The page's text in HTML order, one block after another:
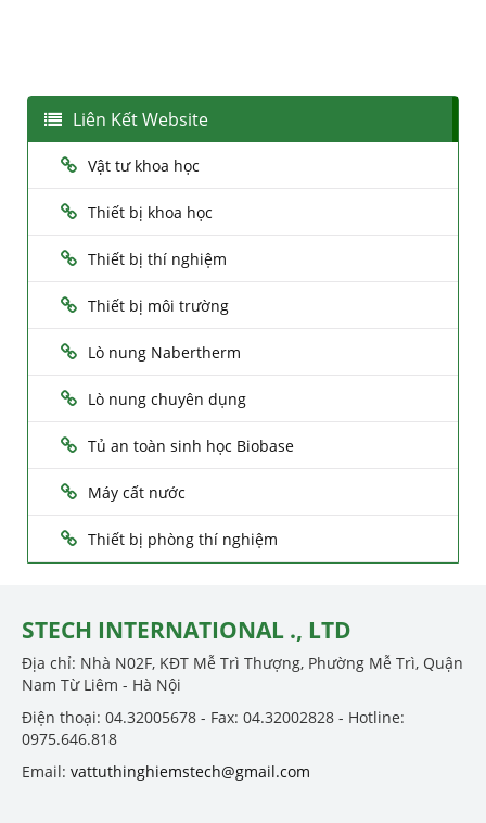
Liên Kết Website
Vật tư khoa học
Thiết bị khoa học
Thiết bị thí nghiệm
Thiết bị môi trường
Lò nung Nabertherm
Lò nung chuyên dụng
Tủ an toàn sinh học Biobase
Máy cất nước
Thiết bị phòng thí nghiệm
STECH INTERNATIONAL ., LTD
Địa chỉ: Nhà N02F, KĐT Mễ Trì Thượng, Phường Mễ Trì, Quận
Nam Từ Liêm - Hà Nội
Điện thoại: 04.32005678 - Fax: 04.32002828 - Hotline:
0975.646.818
Email: vattuthinghiemstech@gmail.com